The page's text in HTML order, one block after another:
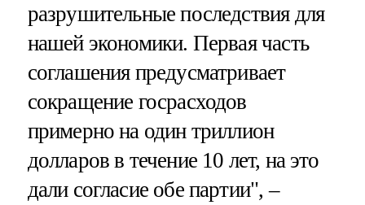
разрушительные последствия для
нашей экономики. Первая часть
соглашения предусматривает
сокращение госрасходов
примерно на один триллион
долларов в течение 10 лет, на это
дали согласие обе партии", –